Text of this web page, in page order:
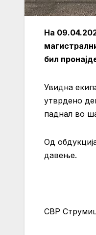
На
бил
Увидна
утврдено
паднал во
Од
давење.
СВР